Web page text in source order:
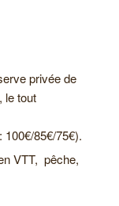
privée de
le tout
85€/75€).
VTT, pêche,